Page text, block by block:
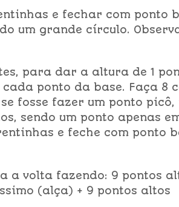
e fechar com ponto
um grande círculo.
para dar a altura de 1
ponto da base. Faça 8
fosse fazer um ponto
sendo um ponto apenas
e feche com ponto
a volta fazendo: 9 pontos
(alça) + 9 pontos altos